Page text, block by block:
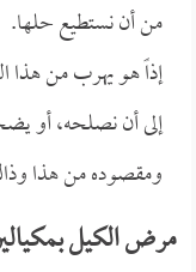
من أن نستطيع حلها.
إذاً هو يهرب من هذا
إلى أن نصلحه، أو
ومقصوده من هذا
مرض الكيل